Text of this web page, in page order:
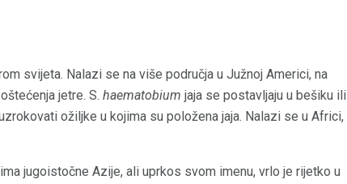
svijeta. Nalazi se na više područja u Južnoj Americi, na
jetre. S. haematobium jaja se postavljaju u bešiku ili
ožiljke u kojima su položena jaja. Nalazi se u Africi,
jugoistočne Azije, ali uprkos svom imenu, vrlo je rijetko u